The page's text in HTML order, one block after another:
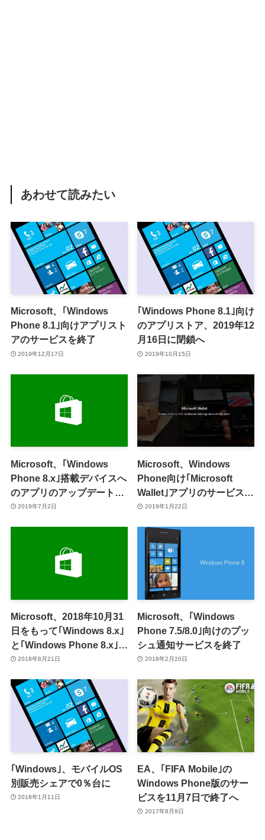
あわせて読みたい
Microsoft、｢Windows
Phone 8.1｣向けアプリスト
アのサービスを終了
2019年12月17日
｢Windows Phone 8.1｣向け
のアプリストア、2019年12
月16日に閉鎖へ
2019年10月15日
Microsoft、｢Windows
Phone 8.x｣搭載デバイスへ
のアプリのアップデートの
配信を終了
2019年7月2日
Microsoft、Windows
Phone向け｢Microsoft
Wallet｣アプリのサービスを
来月で終了へ
2019年1月22日
Microsoft、2018年10月31
日をもって｢Windows 8.x｣
と｢Windows Phone 8.x｣向
けアプリの新規受付を終了
2018年8月21日
Microsoft、｢Windows
Phone 7.5/8.0｣向けのプッ
シュ通知サービスを終了
2018年2月20日
｢Windows｣、モバイルOS
別販売シェアで0％台に
2018年1月11日
EA、｢FIFA Mobile｣の
Windows Phone版のサー
ビスを11月7日で終了へ
2017年8月9日